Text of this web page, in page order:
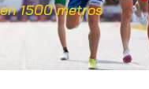
en 1500 metros